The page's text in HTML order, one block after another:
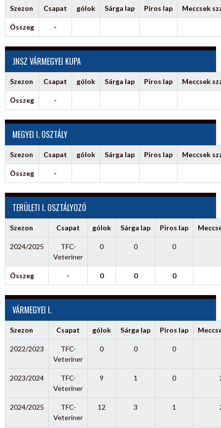
Szezon Csapat gólok Sárga lap Piros lap Meccsek
Összeg -
JNSZ VÁRMEGYEI KUPA
Szezon Csapat gólok Sárga lap Piros lap Meccsek
Összeg -
MEGYEI I. OSZTÁLY
Szezon Csapat gólok Sárga lap Piros lap Meccsek
Összeg -
TERÜLETI I. OSZTÁLYOZÓ
Szezon Csapat gólok Sárga lap Piros lap
2024/2025
TFC-
Veteriner
0 0 0
Összeg - 0 0 0
VÁRMEGYEI I.
Szezon Csapat gólok Sárga lap Piros lap
2022/2023
TFC-
Veteriner
0 0 0
2023/2024
TFC-
Veteriner
9 1 0
2024/2025
TFC-
Veteriner
12 3 1